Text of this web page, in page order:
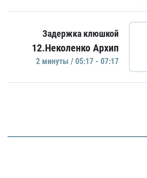
Задержка клюшкой
12.Неколенко Архип
2 минуты / 05:17 - 07:17